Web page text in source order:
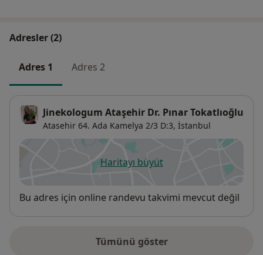
Adresler (2)
Adres 1 Adres 2
Jinekologum Ataşehir Dr. Pınar Tokatlıoğlu
Atasehir 64. Ada Kamelya 2/3 D:3, İstanbul
Haritayı büyütyeni bir sekmede açılır
Uygunluk
Bu adres için online randevu takvimi mevcut değil
Tümünü göster
adres hakkında